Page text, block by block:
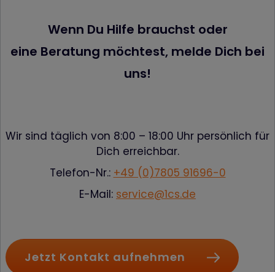
Wenn Du Hilfe brauchst oder
eine Beratung möchtest, melde Dich bei
uns!
Wir sind täglich von 8:00 – 18:00 Uhr persönlich für
Dich erreichbar.
Telefon-Nr.: +49 (0)7805 91696-0
E-Mail: service@1cs.de
Jetzt Kontakt aufnehmen